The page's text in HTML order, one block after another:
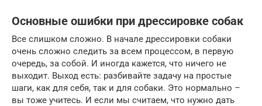
Основные ошибки при дрессировке собак
Все слишком сложно. В начале дрессировки собаки
очень сложно следить за всем процессом, в первую
очередь, за собой. И иногда кажется, что ничего не
выходит. Выход есть: разбивайте задачу на простые
шаги, как для себя, так и для собаки. Это нормально –
вы тоже учитесь. И если мы считаем, что нужно дать